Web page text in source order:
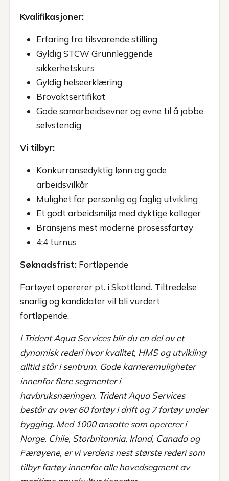
Kvalifikasjoner:
Erfaring fra tilsvarende stilling
Gyldig STCW Grunnleggende
sikkerhetskurs
Gyldig helseerklæring
Brovaktsertifikat
Gode samarbeidsevner og evne til å jobbe
selvstendig
Vi tilbyr:
Konkurransedyktig lønn og gode
arbeidsvilkår
Mulighet for personlig og faglig utvikling
Et godt arbeidsmiljø med dyktige kolleger
Bransjens mest moderne prosessfartøy
4:4 turnus
Søknadsfrist: Fortløpende
Fartøyet opererer pt. i Skottland. Tiltredelse
snarlig og kandidater vil bli vurdert
fortløpende.
I Trident Aqua Services blir du en del av et
dynamisk rederi hvor kvalitet, HMS og utvikling
alltid står i sentrum. Gode karrieremuligheter
innenfor flere segmenter i
havbruksnæringen. Trident Aqua Services
består av over 60 fartøy i drift og 7 fartøy under
bygging. Med 1000 ansatte som opererer i
Norge, Chile, Storbritannia, Irland, Canada og
Færøyene, er vi verdens nest største rederi som
tilbyr fartøy innenfor alle hovedsegment av